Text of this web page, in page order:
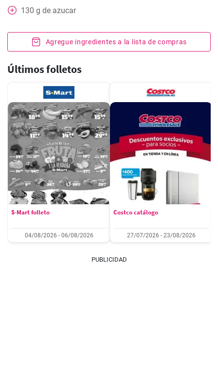
130 g de azucar
Agregue ingredientes a la lista de compras
Últimos folletos
S-Mart folleto
04/08/2026 - 06/08/2026
Costco catálogo
27/07/2026 - 23/08/2026
PUBLICIDAD